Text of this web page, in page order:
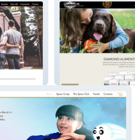
Diamond Pet Foods